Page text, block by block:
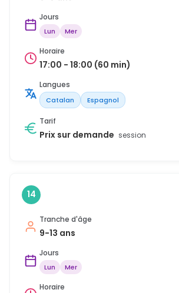
Jours
Lun Mer
Horaire
17:00 - 18:00 (60 min)
Langues
Catalan Espagnol
Tarif
Prix sur demande session
14
Tranche d'âge
9-13 ans
Jours
Lun Mer
Horaire